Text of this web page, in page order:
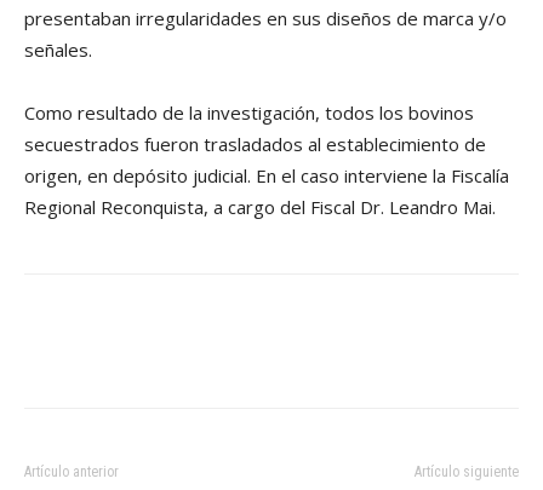
presentaban irregularidades en sus diseños de marca y/o
señales.
Como resultado de la investigación, todos los bovinos
secuestrados fueron trasladados al establecimiento de
origen, en depósito judicial. En el caso interviene la Fiscalía
Regional Reconquista, a cargo del Fiscal Dr. Leandro Mai.
Artículo anterior Artículo siguiente